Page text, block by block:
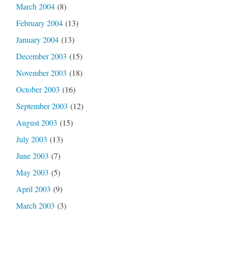
March 2004(8)
February 2004(13)
January 2004(13)
December 2003 (15)
November 2003 (18)
October 2003 (16)
September 2003 (12)
August 2003 (15)
July 2003 (13)
June 2003 (7)
May 2003 (5)
April 2003 (9)
March 2003 (3)